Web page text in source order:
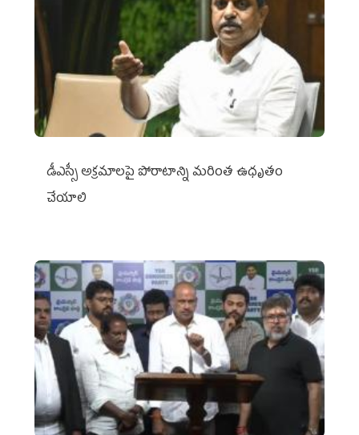
డీఎస్సీ అక్రమాలపై పోరాటాన్ని మరింత ఉధృతం
చేయాలి